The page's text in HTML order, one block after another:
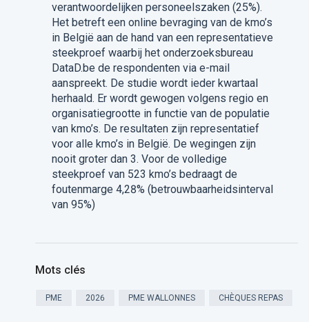
verantwoordelijken personeelszaken (25%).
Het betreft een online bevraging van de kmo’s
in België aan de hand van een representatieve
steekproef waarbij het onderzoeksbureau
DataD.be de respondenten via e-mail
aanspreekt. De studie wordt ieder kwartaal
herhaald. Er wordt gewogen volgens regio en
organisatiegrootte in functie van de populatie
van kmo’s. De resultaten zijn representatief
voor alle kmo’s in België. De wegingen zijn
nooit groter dan 3. Voor de volledige
steekproef van 523 kmo’s bedraagt de
foutenmarge 4,28% (betrouwbaarheidsinterval
van 95%)
Mots clés
PME 2026 PME WALLONNES CHÈQUES REPAS